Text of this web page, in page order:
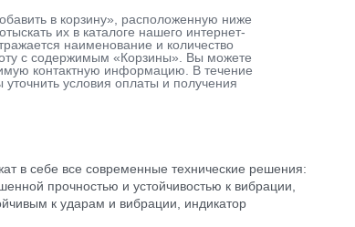
в корзину», расположенную ниже
их в каталоге нашего интернет-
наименование и количество
с содержимым «Корзины». Вы можете
контактную информацию. В течение
условия оплаты и получения
в себе все современные технические решения:
прочностью и устойчивостью к вибрации,
к ударам и вибрации, индикатор